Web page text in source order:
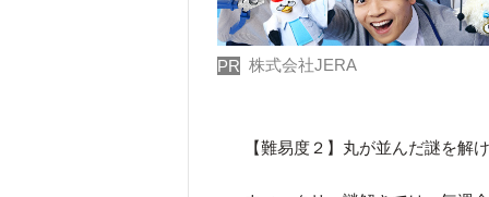
PR 株式会社JERA
【難易度２】丸が並んだ謎を解